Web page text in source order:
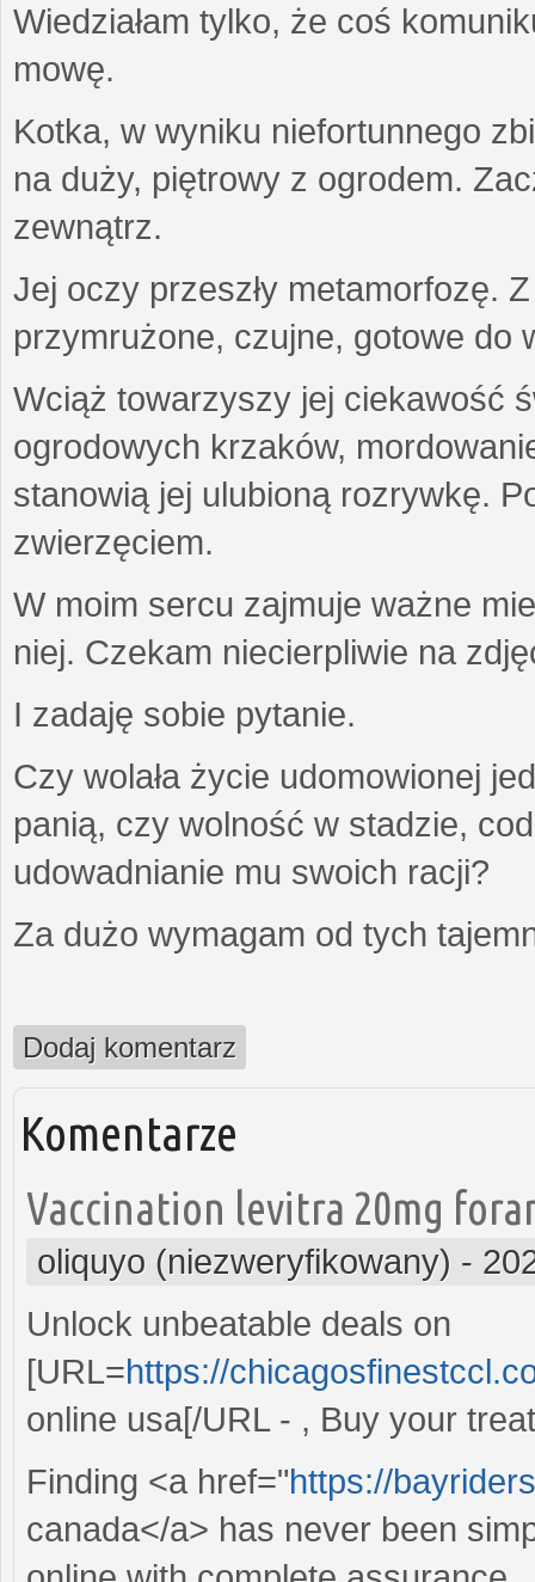
Wiedziałam tylko, że coś
mowę.
Kotka, w wyniku niefortunnego
na duży, piętrowy z ogrodem.
zewnątrz.
Jej oczy przeszły metamorfozę.
przymrużone, czujne, gotowe do
Wciąż towarzyszy jej ciekawość
ogrodowych krzaków,
stanowią jej ulubioną rozrywkę.
zwierzęciem.
W moim sercu zajmuje ważne
niej. Czekam niecierpliwie na
I zadaję sobie pytanie.
Czy wolała życie udomowionej
panią, czy wolność w stadzie,
udowadnianie mu swoich racji?
Za dużo wymagam od tych
Dodaj komentarz
Komentarze
Vaccination levitra 20mg
oliquyo (niezweryfikowany) -
Unlock unbeatable deals on
[URL=https://
online usa[/URL - , Buy your
Finding <a href="https://
canada</a> has never been